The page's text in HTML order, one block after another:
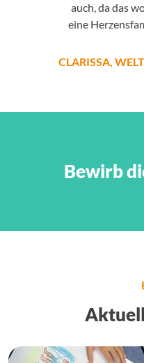
auch, da das
eine
CLARISSA,
LARA,
Bewirb